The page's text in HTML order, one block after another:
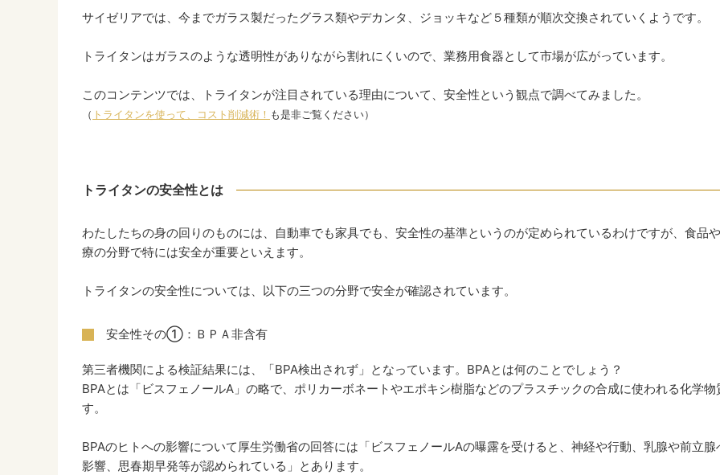
サイゼリアでは、今までガラス製だったグラス類やデカンタ、ジョッキなど５種類が順次交換されていくようです。
トライタンはガラスのような透明性がありながら割れにくいので、業務用食器として市場が広がっています。
このコンテンツでは、トライタンが注目されている理由について、安全性という観点で調べてみました。
（ トライタンを使って、コスト削減術！ も是非ご覧ください）
トライタンの安全性とは
わたしたちの身の回りのものには、自動車でも家具でも、安全性の基準というのが定められているわけですが、食品
療の分野で特には安全が重要といえます。
トライタンの安全性については、以下の三つの分野で安全が確認されています。
安全性その①：ＢＰＡ非含有
第三者機関による検証結果には、「BPA検出されず」となっています。BPAとは何のことでしょう？
BPAとは「ビスフェノールA」の略で、ポリカーボネートやエポキシ樹脂などのプラスチックの合成に使われる化学物
す。
BPAのヒトへの影響について厚生労働省の回答には「ビスフェノールAの曝露を受けると、神経や行動、乳腺や前立腺
影響、思春期早発等が認められている」とあります。